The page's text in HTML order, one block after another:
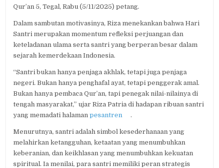
Qur’an 5, Tegal, Rabu (5/11/2025) petang.
Dalam sambutan motivasinya, Riza menekankan bahwa Hari
Santri merupakan momentum refleksi perjuangan dan
keteladanan ulama serta santri yang berperan besar dalam
sejarah kemerdekaan Indonesia.
“Santri bukan hanya penjaga akhlak, tetapi juga penjaga
negeri. Bukan hanya penghafal ayat, tetapi penggerak amal.
Bukan hanya pembaca Qur’an, tapi penegak nilai-nilainya di
tengah masyarakat,” ujar Riza Patria di hadapan ribuan santri
yang memadati halamanpesantren .
Menurutnya, santri adalah simbol kesederhanaan yang
melahirkan ketangguhan, ketaatan yang menumbuhkan
keberanian, dan keikhlasan yang menumbuhkan kekuatan
spiritual. Ia menilai, para santri memiliki peran strategis